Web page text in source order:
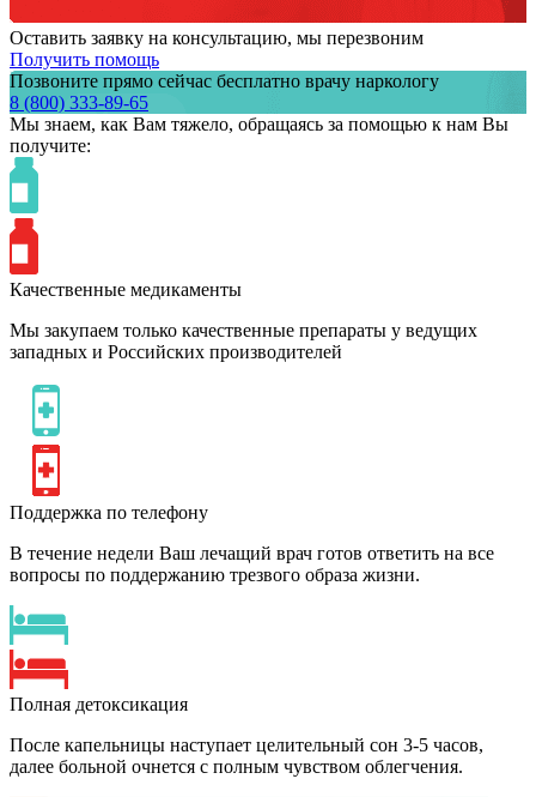
Оставить заявку на консультацию, мы перезвоним
Получить помощь
Позвоните прямо сейчас бесплатно врачу наркологу
8 (800) 333-89-65
Мы знаем, как Вам тяжело, обращаясь за помощью к нам Вы
получите:
Качественные медикаменты
Мы закупаем только качественные препараты у ведущих
западных и Российских производителей
Поддержка по телефону
В течение недели Ваш лечащий врач готов ответить на все
вопросы по поддержанию трезвого образа жизни.
Полная детоксикация
После капельницы наступает целительный сон 3-5 часов,
далее больной очнется с полным чувством облегчения.